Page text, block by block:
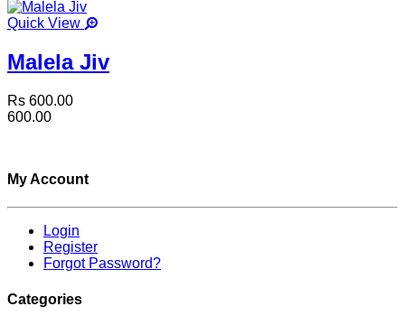
Quick View
Malela Jiv
Rs 600.00
600.00
My Account
Login
Register
Forgot Password?
Categories